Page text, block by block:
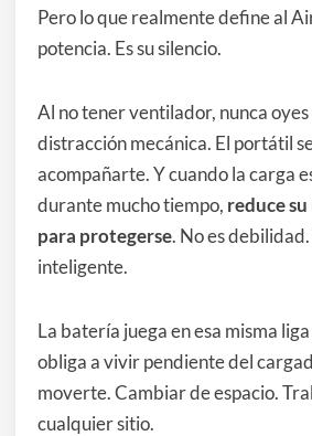
Pero lo que realmente define al
potencia. Es su silencio.
Al no tener ventilador, nunca
distracción mecánica. El portátil
acompañarte. Y cuando la carga
durante mucho tiempo, reduce
para protegerse. No es
inteligente.
La batería juega en esa misma
obliga a vivir pendiente del
moverte. Cambiar de espacio.
cualquier sitio.